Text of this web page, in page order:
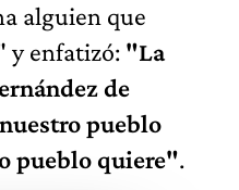
alguien que
y enfatizó: "La
de
pueblo
pueblo quiere".